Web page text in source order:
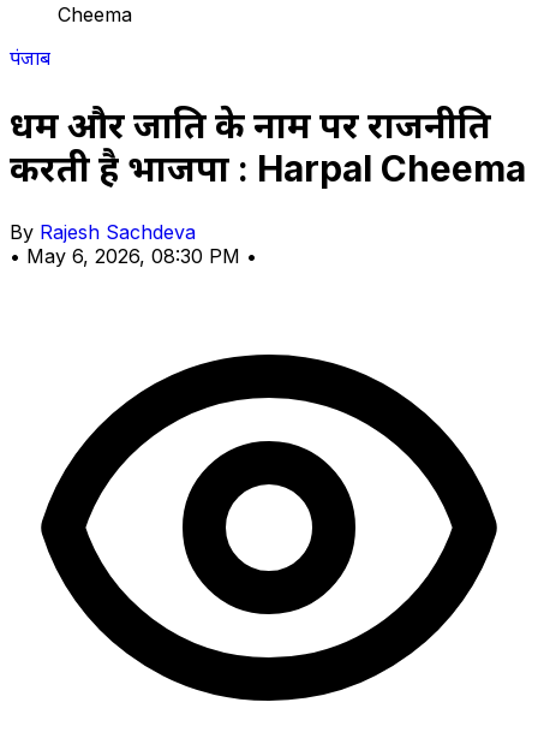
Cheema
पंजाब
धर्म और जाति के नाम पर राजनीति
करती है भाजपा : Harpal Cheema
By Rajesh Sachdeva
• May 6, 2026, 08:30 PM •